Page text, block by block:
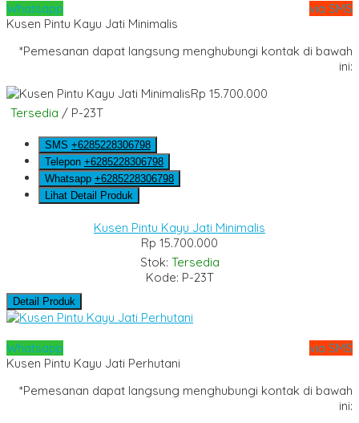
Whatsapp
via SMS
Kusen Pintu Kayu Jati Minimalis
*Pemesanan dapat langsung menghubungi kontak di bawah
ini:
Rp 15.700.000
Tersedia / P-23T
SMS +6285228306798
Telepon +6285228306798
Whatsapp +6285228306798
Lihat Detail Produk
Kusen Pintu Kayu Jati Minimalis
Rp 15.700.000
Stok: Tersedia
Kode: P-23T
Detail Produk
Whatsapp
via SMS
Kusen Pintu Kayu Jati Perhutani
*Pemesanan dapat langsung menghubungi kontak di bawah
ini: